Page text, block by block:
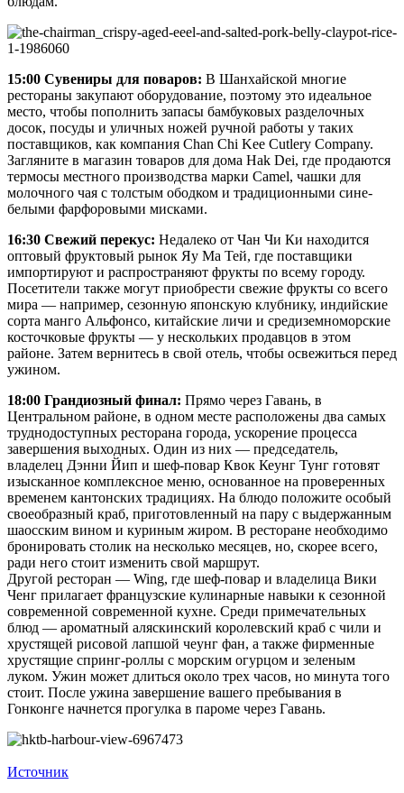
15:00 Сувениры для поваров: В Шанхайской многие
рестораны закупают оборудование, поэтому это идеальное
место, чтобы пополнить запасы бамбуковых разделочных
досок, посуды и уличных ножей ручной работы у таких
поставщиков, как компания Chan Chi Kee Cutlery Company.
Загляните в магазин товаров для дома Hak Dei, где продаются
термосы местного производства марки Camel, чашки для
молочного чая с толстым ободком и традиционными сине-
белыми фарфоровыми мисками.
16:30 Свежий перекус: Недалеко от Чан Чи Ки находится
оптовый фруктовый рынок Яу Ма Тей, где поставщики
импортируют и распространяют фрукты по всему городу.
Посетители также могут приобрести свежие фрукты со всего
мира — например, сезонную японскую клубнику, индийские
сорта манго Альфонсо, китайские личи и средиземноморские
косточковые фрукты — у нескольких продавцов в этом
районе. Затем вернитесь в свой отель, чтобы освежиться перед
ужином.
18:00 Грандиозный финал: Прямо через Гавань, в
Центральном районе, в одном месте расположены два самых
труднодоступных ресторана города, ускорение процесса
завершения выходных. Один из них — председатель,
владелец Дэнни Йип и шеф-повар Квок Кеунг Тунг готовят
изысканное комплексное меню, основанное на проверенных
временем кантонских традициях. На блюдо положите особый
своеобразный краб, приготовленный на пару с выдержанным
шаосским вином и куриным жиром. В ресторане необходимо
бронировать столик на несколько месяцев, но, скорее всего,
ради него стоит изменить свой маршрут.
Другой ресторан — Wing, где шеф-повар и владелица Вики
Ченг прилагает французские кулинарные навыки к сезонной
современной современной кухне. Среди примечательных
блюд — ароматный аляскинский королевский краб с чили и
хрустящей рисовой лапшой чеунг фан, а также фирменные
хрустящие спринг-роллы с морским огурцом и зеленым
луком. Ужин может длиться около трех часов, но минута того
стоит. После ужина завершение вашего пребывания в
Гонконге начнется прогулка в пароме через Гавань.
Источник